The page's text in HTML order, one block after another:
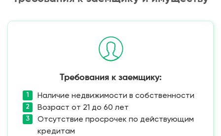
Требования к заемщику:
Наличие недвижимости в собственности
Возраст от 21 до 60 лет
Отсутствие просрочек по действующим
кредитам